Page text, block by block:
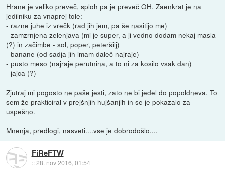
Hrane je veliko preveč, sploh pa je preveč OH. Zaenkrat je na
jedilniku za vnaprej tole:
- razne juhe iz vrečk (rad jih jem, pa še nasitijo me)
- zamzrnjena zelenjava (mi je super, a ji vedno dodam nekaj masla
(?) in začimbe - sol, poper, peteršilj)
- banane (od sadja jih imam daleč najraje)
- pusto meso (najraje perutnina, a to ni za kosilo vsak dan)
- jajca (?)
Zjutraj mi pogosto ne paše jesti, zato ne bi jedel do popoldneva. To
sem že prakticiral v prejšnjih hujšanjih in se je pokazalo za
uspešno.
Mnenja, predlogi, nasveti....vse je dobrodošlo....
FiReFTW
::28. nov 2016, 01:54